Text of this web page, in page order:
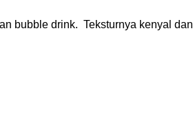
bubble drink. Teksturnya kenyal dan